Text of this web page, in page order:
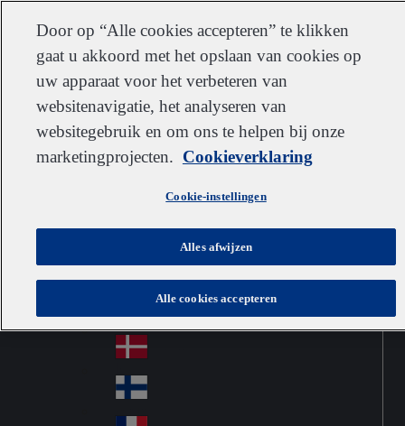
Go to home
Jump to navigation
Jump to content
Klantenservice Inschrijven Werken bij IDEXX Leveranciers
Netherlands
Au
str
ali
Australia
Au
azi
na
Canada
Ch
中国大陆
Cz
ec
h
Česko
De
nm
ark
Fin
Door op “Alle cookies accepteren” te klikken
gaat u akkoord met het opslaan van cookies op
uw apparaat voor het verbeteren van
websitenavigatie, het analyseren van
websitegebruik en om ons te helpen bij onze
marketingprojecten. Cookieverklaring
Cookie-instellingen
Alles afwijzen
Alle cookies accepteren